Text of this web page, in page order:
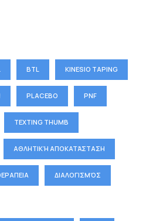
BTL KINESIO TAPING
PLACEBO PNF
TEXTING THUMB
ΑΘΛΗΤΙΚΉ ΑΠΟΚΑΤΆΣΤΑΣΗ
ΔΙΑΛΟΓΙΣΜΌΣ